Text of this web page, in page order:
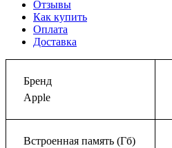
Отзывы
Как купить
Оплата
Доставка
Бренд
Apple
Встроенная память (Гб)